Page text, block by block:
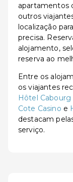
apartamentos
outros
localização
precisa.
alojamento,
reserva ao
Entre os
os viajantes
Hôtel Cabourg
Cote Casino e
destacam
serviço.